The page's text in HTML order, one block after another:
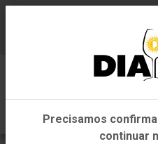
Em que Estado você
Outros
Precisamos
continuar